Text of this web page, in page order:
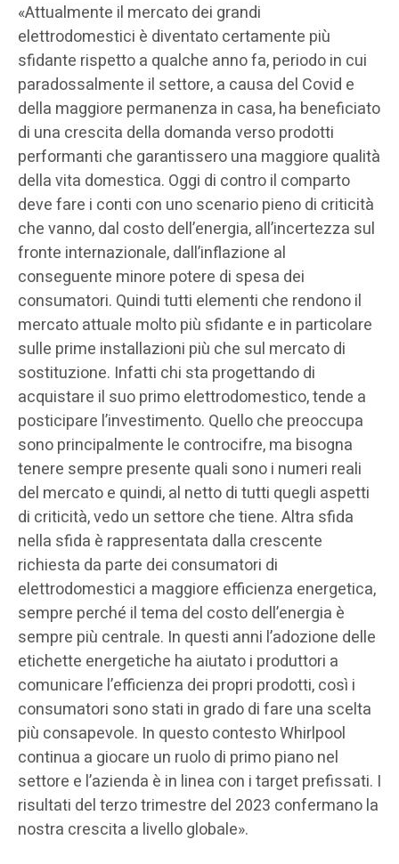
«Attualmente il mercato dei grandi
elettrodomestici è diventato certamente più
sfidante rispetto a qualche anno fa, periodo in cui
paradossalmente il settore, a causa del Covid e
della maggiore permanenza in casa, ha beneficiato
di una crescita della domanda verso prodotti
performanti che garantissero una maggiore qualità
della vita domestica. Oggi di contro il comparto
deve fare i conti con uno scenario pieno di criticità
che vanno, dal costo dell’energia, all’incertezza sul
fronte internazionale, dall’inflazione al
conseguente minore potere di spesa dei
consumatori. Quindi tutti elementi che rendono il
mercato attuale molto più sfidante e in particolare
sulle prime installazioni più che sul mercato di
sostituzione. Infatti chi sta progettando di
acquistare il suo primo elettrodomestico, tende a
posticipare l’investimento. Quello che preoccupa
sono principalmente le controcifre, ma bisogna
tenere sempre presente quali sono i numeri reali
del mercato e quindi, al netto di tutti quegli aspetti
di criticità, vedo un settore che tiene. Altra sfida
nella sfida è rappresentata dalla crescente
richiesta da parte dei consumatori di
elettrodomestici a maggiore efficienza energetica,
sempre perché il tema del costo dell’energia è
sempre più centrale. In questi anni l’adozione delle
etichette energetiche ha aiutato i produttori a
comunicare l’efficienza dei propri prodotti, così i
consumatori sono stati in grado di fare una scelta
più consapevole. In questo contesto Whirlpool
continua a giocare un ruolo di primo piano nel
settore e l’azienda è in linea con i target prefissati. I
risultati del terzo trimestre del 2023 confermano la
nostra crescita a livello globale».